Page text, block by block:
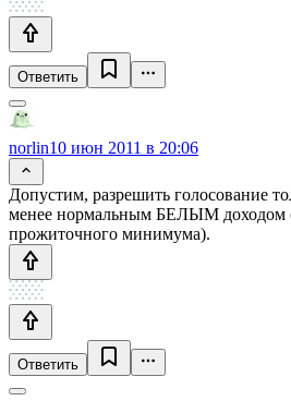
Ответить
norlin10 июн 2011 в 20:06
Допустим, разрешить голосование
менее нормальным БЕЛЫМ доходом
прожиточного минимума).
Ответить